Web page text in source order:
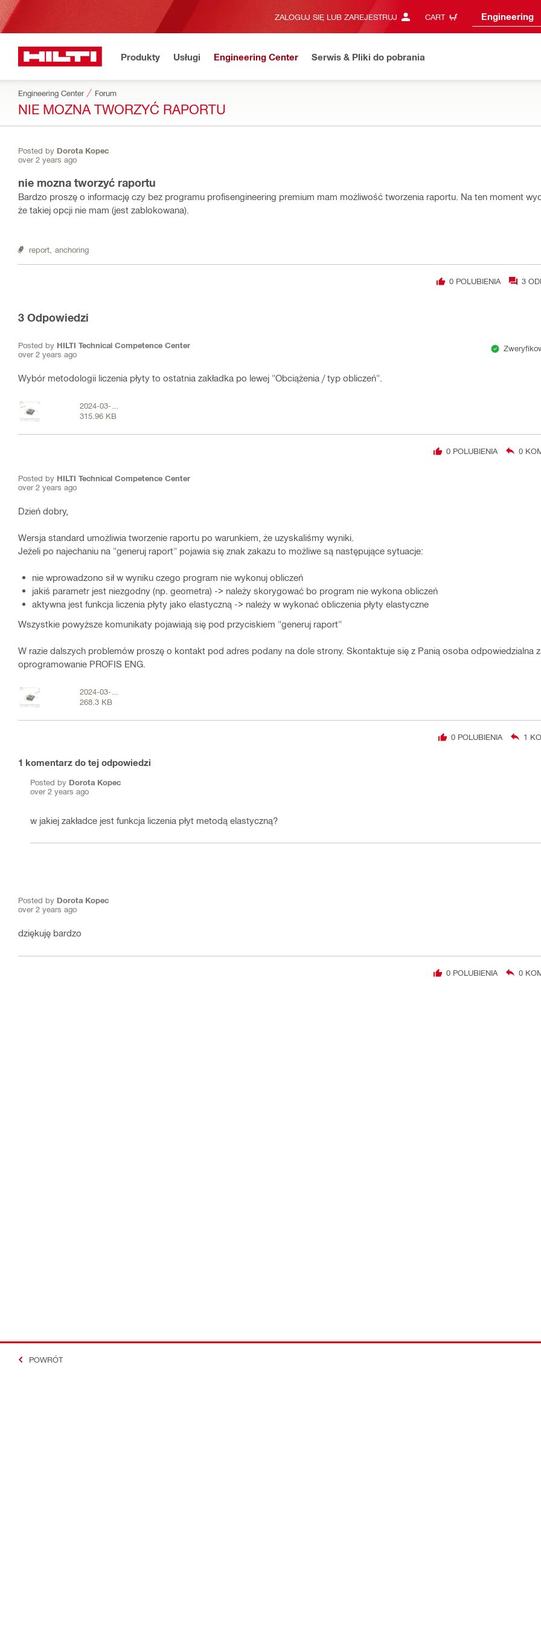
ZALOGUJ SIĘ LUB ZAREJESTRUJ CART Engineering
Produkty Usługi Engineering Center Serwis & Pliki do pobrania
Engineering Center Forum
NIE MOZNA TWORZYĆ RAPORTU
Posted by Dorota Kopec
over 2 years ago
nie mozna tworzyć raportu
Bardzo proszę o informację czy bez programu profisengineering premium mam możliwość tworzenia raportu. Na ten moment
że takiej opcji nie mam (jest zablokowana).
report, anchoring
0POLUBIENIA 3
3 Odpowiedzi
Posted by HILTI Technical Competence Center
over 2 years ago
Wybór metodologii liczenia płyty to ostatnia zakładka po lewej "Obciążenia / typ obliczeń".
2024-03-
26_14-41-
50.jpg
315.96 KB
0POLUBIENIA 0
Posted by HILTI Technical Competence Center
over 2 years ago
Dzień dobry,
Wersja standard umożliwia tworzenie raportu po warunkiem, że uzyskaliśmy wyniki.
Jeżeli po najechaniu na "generuj raport" pojawia się znak zakazu to możliwe są następujące sytuacje:
nie wprowadzono sił w wyniku czego program nie wykonuj obliczeń
jakiś parametr jest niezgodny (np. geometra) -> należy skorygować bo program nie wykona obliczeń
aktywna jest funkcja liczenia płyty jako elastyczną -> należy w wykonać obliczenia płyty elastyczne
Wszystkie powyższe komunikaty pojawiają się pod przyciskiem "generuj raport"
W razie dalszych problemów proszę o kontakt pod adres podany na dole strony. Skontaktuje się z Panią osoba odpowiedzialna
oprogramowanie PROFIS ENG.
2024-03-
26_12-27-
36.jpg
268.3 KB
0POLUBIENIA 1
1 komentarz do tej odpowiedzi
Posted by Dorota Kopec
over 2 years ago
w jakiej zakładce jest funkcja liczenia płyt metodą elastyczną?
Posted by Dorota Kopec
over 2 years ago
dziękuję bardzo
0POLUBIENIA 0
POWRÓT